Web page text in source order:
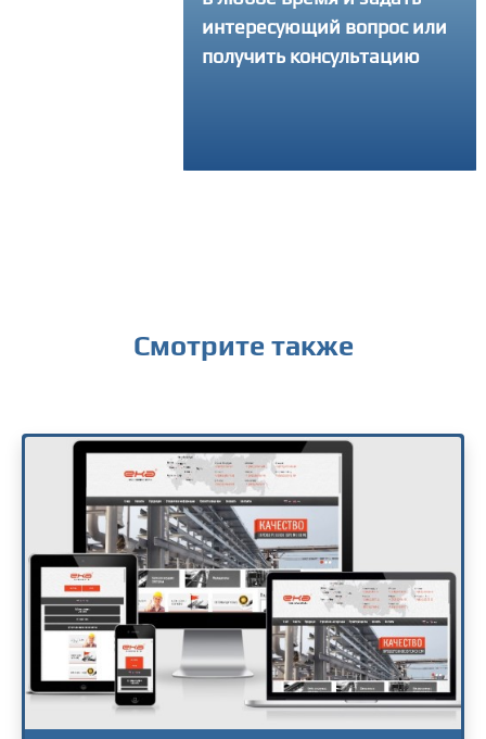
интересующий вопрос или
получить консультацию
Смотрите также